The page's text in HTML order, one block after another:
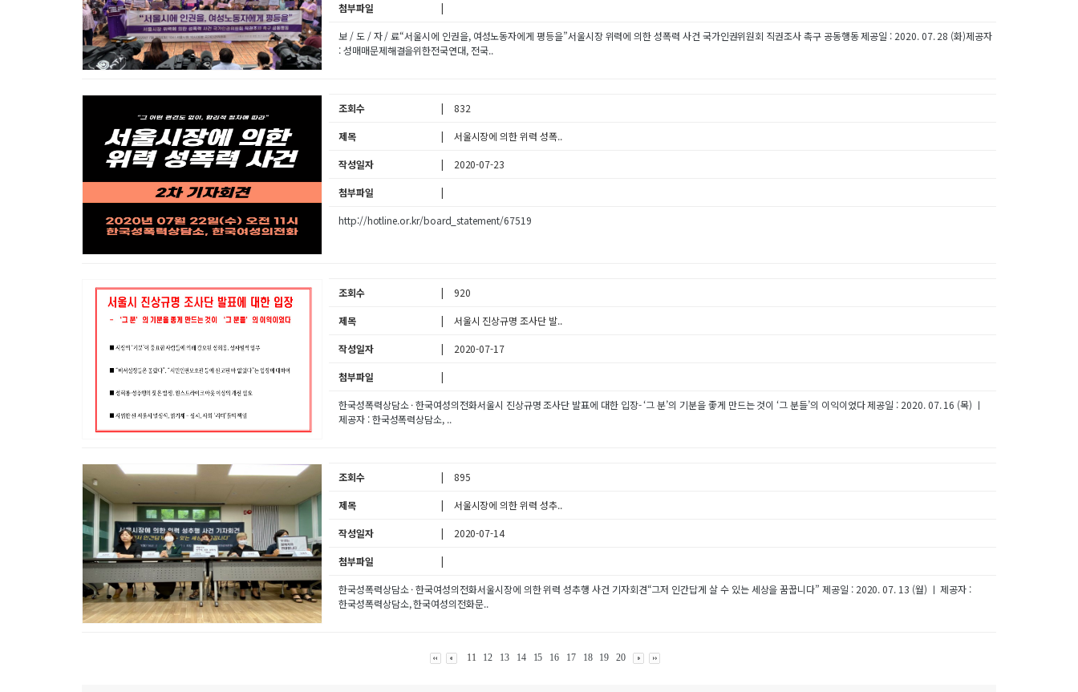
첨부파일
보 / 도 / 자 / 료“서울시에 인권을, 여성노동자에게 평등을”서울시장 위력에 의한 성폭력 사건 국가인권위원회 직권조사 촉구 공동행동 제공일 : 2020. 07. 28 (화)제공자
: 성매매문제해결을위한전국연대, 전국..
조회수 832
제목 서울시장에 의한 위력 성폭..
작성일자 2020-07-23
첨부파일
http://hotline.or.kr/board_statement/67519
조회수 920
제목 서울시 진상규명 조사단 발..
작성일자 2020-07-17
첨부파일
한국성폭력상담소 · 한국여성의전화서울시 진상규명 조사단 발표에 대한 입장- ‘그 분’의 기분을 좋게 만드는 것이 ‘그 분들’의 이익이었다 제공일 : 2020. 07. 16 (목) ㅣ
제공자 : 한국성폭력상담소, ..
조회수 895
제목 서울시장에 의한 위력 성추..
작성일자 2020-07-14
첨부파일
한국성폭력상담소 · 한국여성의전화서울시장에 의한 위력 성추행 사건 기자회견“그저 인간답게 살 수 있는 세상을 꿈꿉니다” 제공일 : 2020. 07. 13 (월) ㅣ 제공자 :
한국성폭력상담소, 한국여성의전화문..
11 12 13 14 15 16 17 18 19 20